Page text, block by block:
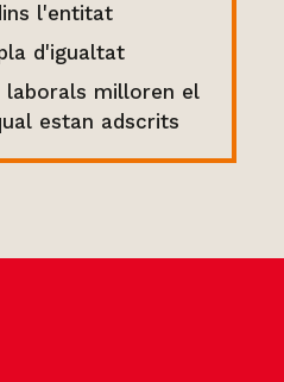
l'entitat
d'igualtat
laborals milloren el
estan adscrits